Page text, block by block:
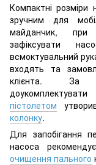
Компактні
зручним для
майданчик, при
зафіксувати
всмоктувальний
входять та
клієнта. За
доукомплектувати
пістолетом
колонку.
Для запобігання
насоса
очищення пального